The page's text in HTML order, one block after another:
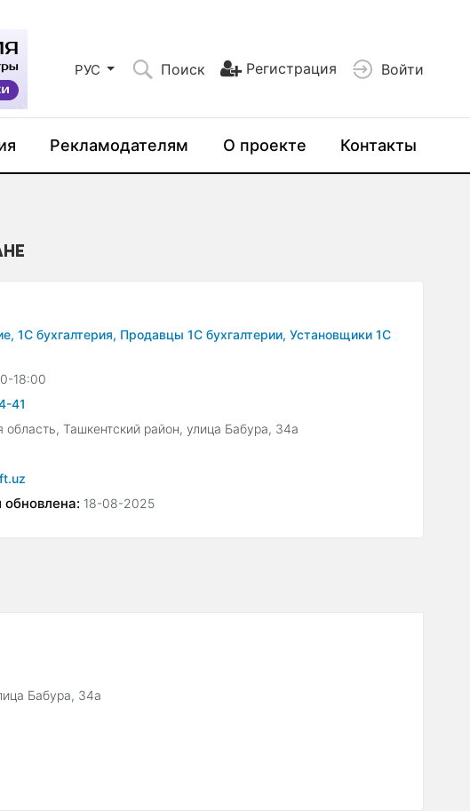
РУС Поиск Регистрация Войти
Рекламодателям О проекте Контакты
1С бухгалтерия, Продавцы 1С бухгалтерии, Установщики 1С
18:00
41
область, Ташкентский район, улица Бабура, 34a
18-08-2025
Бабура, 34a